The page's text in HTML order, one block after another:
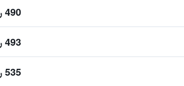
490 ﷼
493 ﷼
535 ﷼